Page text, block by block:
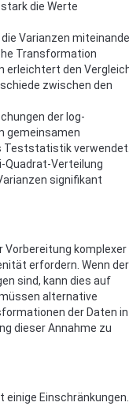
die Werte
Varianzen
Transformation
erleichtert den
zwischen den
der log-
gemeinsamen
Teststatistik
Quadrat-Verteilung
signifikant
Vorbereitung komplexer
erfordern. Wenn der
sind, kann dies auf
alternative
der Daten in
dieser Annahme zu
Einschränkungen.